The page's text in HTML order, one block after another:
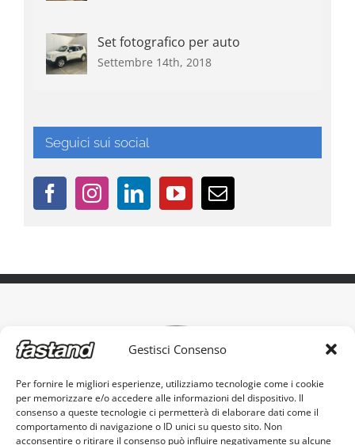
Gestisci Consenso
Per fornire le migliori esperienze, utilizziamo tecnologie come i cookie
per memorizzare e/o accedere alle informazioni del dispositivo. Il
consenso a queste tecnologie ci permetterà di elaborare dati come il
comportamento di navigazione o ID unici su questo sito. Non
acconsentire o ritirare il consenso può influire negativamente su alcune
Set fotografico per auto
Settembre 14th, 2018
Seguici sui social
L'originale stand portatile, made in Italy